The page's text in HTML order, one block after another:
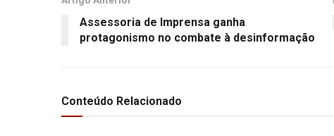
Assessoria de Imprensa ganha
protagonismo no combate à desinformação
Conteúdo Relacionado